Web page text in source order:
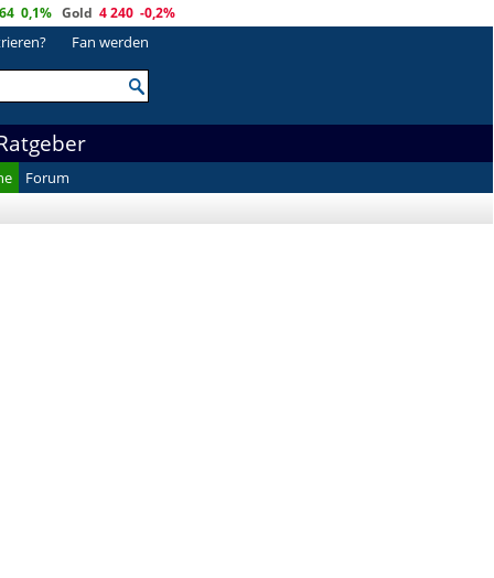
0,1% Gold 4 240 -0,2%
Fan werden
Forum